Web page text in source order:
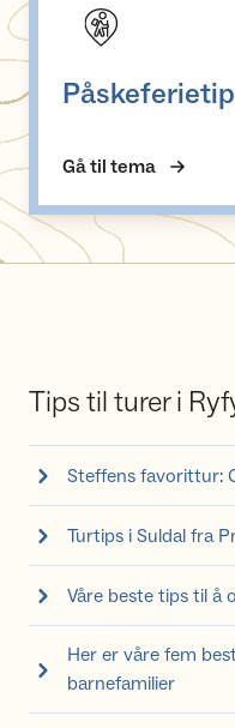
Gå til tema
Tips til turer i
Steffens favorittur:
Turtips i Suldal fra
Våre beste tips til å
Her er våre fem
barnefamilier